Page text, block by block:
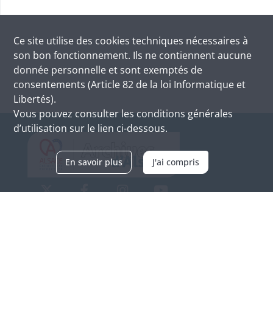
Ce site utilise des cookies techniques nécessaires à
son bon fonctionnement. Ils ne contiennent aucune
donnée personnelle et sont exemptés de
consentements (Article 82 de la loi Informatique et
Libertés).
Vous pouvez consulter les conditions générales
d’utilisation sur le lien ci-dessous.
En savoir plus J'ai compris